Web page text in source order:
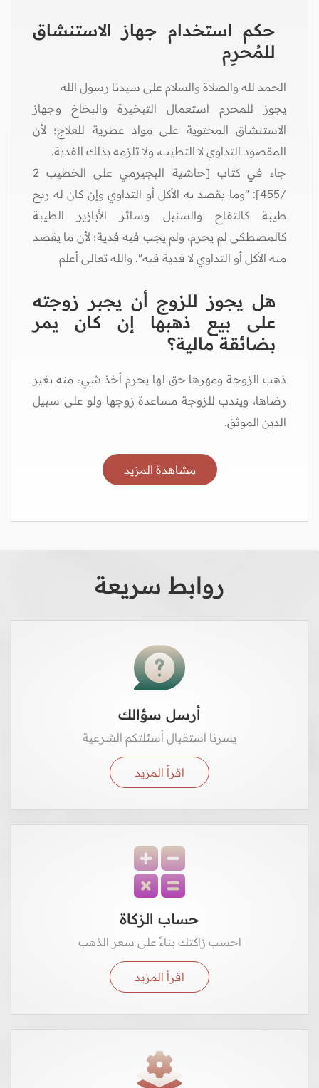
حكم استخدام جهاز الاستنشاق
للمُحرِم
الحمد لله والصلاة والسلام على سيدنا رسول الله
يجوز للمحرم استعمال التبخيرة والبخاخ وجهاز
الاستنشاق المحتوية على مواد عطرية للعلاج؛ لأن
المقصود التداوي لا التطيب، ولا تلزمه بذلك الفدية.
جاء في كتاب [حاشية البجيرمي على الخطيب 2
/455]: "وما يقصد به الأكل أو التداوي وإن كان له ريح
طيبة كالتفاح والسنبل وسائر الأبازير الطيبة
كالمصطكى لم يحرم، ولم يجب فيه فدية؛ لأن ما يقصد
منه الأكل أو التداوي لا فدية فيه". والله تعالى أعلم
هل يجوز للزوج أن يجبر زوجته
على بيع ذهبها إن كان يمر
بضائقة مالية؟
ذهب الزوجة ومهرها حق لها يحرم أخذ شيء منه بغير
رضاها، ويندب للزوجة مساعدة زوجها ولو على سبيل
الدين الموثق.
مشاهدة المزيد
روابط سريعة
أرسل سؤالك
يسرنا استقبال أسئلتكم الشرعية
اقرأ المزيد
حساب الزكاة
احسب زاكتك بناءً على سعر الذهب
اقرأ المزيد